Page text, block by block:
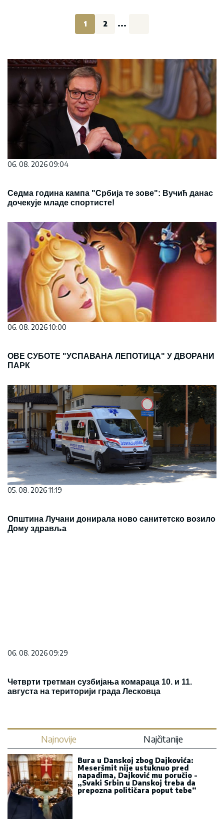
1 2 ...
06. 08. 2026 09:04
Седма година кампа "Србија те зове": Вучић данас
дочекује младе спортисте!
06. 08. 2026 10:00
ОВЕ СУБОТЕ "УСПАВАНА ЛЕПОТИЦА" У ДВОРАНИ
ПАРК
05. 08. 2026 11:19
Општина Лучани донирала ново санитетско возило
Дому здравља
06. 08. 2026 09:29
Четврти третман сузбијања комараца 10. и 11.
августа на територији града Лесковца
Najnovije Najčitanije
Bura u Danskoj zbog Dajkovića:
Meseršmit nije ustuknuo pred
napadima, Dajković mu poručio -
„Svaki Srbin u Danskoj treba da
prepozna političara poput tebe“